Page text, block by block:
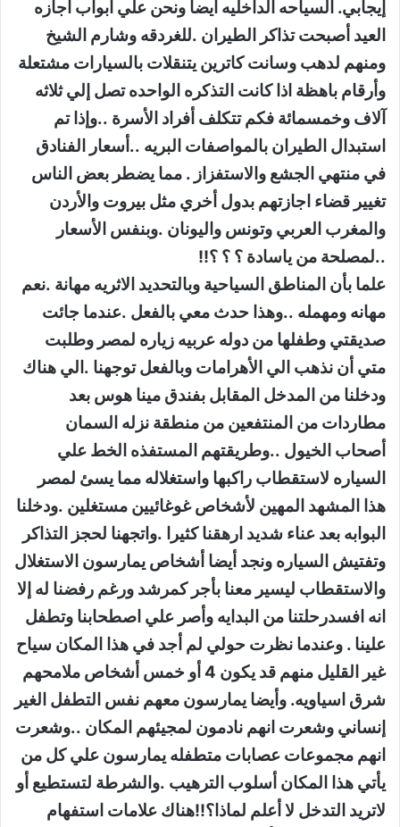
إيجابي. السياحه الداخليه أيضا ونحن علي أبواب اجازه
العيد أصبحت تذاكر الطيران .للغردقه وشارم الشيخ
ومنهم لدهب وسانت كاترين يتنقلات بالسيارات مشتعلة
وأرقام باهظة اذا كانت التذكره الواحده تصل إلي ثلاثه
آلاف وخمسمائة فكم تتكلف أفراد الأسرة ..وإذا تم
استبدال الطيران بالمواصفات البريه ..أسعار الفنادق
في منتهي الجشع والاستفزاز . مما يضطر بعض الناس
تغيير قضاء اجازتهم بدول أخري مثل بيروت والأردن
والمغرب العربي وتونس واليونان .وبنفس الأسعار
..لمصلحة من ياسادة ؟ ؟ ؟!!
علما بأن المناطق السياحية وبالتحديد الاثريه مهانة .نعم
مهانه ومهمله ..وهذا حدث معي بالفعل .عندما جائت
صديقتي وطفلها من دوله عربيه زياره لمصر وطلبت
متي أن نذهب الي الأهرامات وبالفعل توجهنا .الي هناك
ودخلنا من المدخل المقابل بفندق مينا هوس بعد
مطاردات من المنتفعين من منطقة نزله السمان
أصحاب الخيول ..وطريقتهم المستفذه الخط علي
السياره لاستقطاب راكبها واستغلاله مما يسئ لمصر
هذا المشهد المهين لأشخاص غوغائيين مستغلين .ودخلنا
البوابه بعد عناء شديد ارهقنا كثيرا .واتجهنا لحجز التذاكر
وتفتيش السياره ونجد أيضا أشخاص يمارسون الاستغلال
والاستقطاب ليسير معنا بأجر كمرشد ورغم رفضنا له إلا
انه افسدرحلتنا من البدايه وأصر علي اصطحابنا وتطفل
علينا . وعندما نظرت حولي لم أجد في هذا المكان سياح
غير القليل منهم قد يكون 4 أو خمس أشخاص ملامحهم
شرق اسياويه. وأيضا يمارسون معهم نفس التطفل الغير
إنساني وشعرت انهم نادمون لمجيئهم المكان ..وشعرت
انهم مجموعات عصابات متطفله يمارسون علي كل من
يأتي هذا المكان أسلوب الترهيب .والشرطة لتستطيع أو
لاتريد التدخل لا أعلم لماذا؟!!هناك علامات استفهام